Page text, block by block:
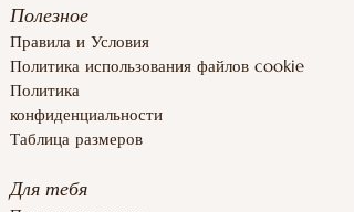
Полезное
Правила и Условия
Политика использования файлов cookie
Политика
конфиденциальности
Таблица размеров
Для тебя